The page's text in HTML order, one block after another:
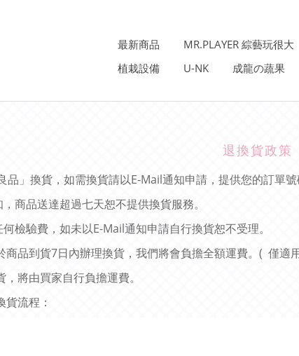
最新商品 MR.PLAYER 綜藝玩很大
植栽設備
U-NK 成龍の蔬果
退換貨政策
品」換貨，如需換貨請以E-Mail通知申請，提供您的訂單
商品送達超過七天恕不提供換貨服務。
檢驗費，如未以E-Mail通知申請自行換貨恕不受理。
商品到貨7日內辦理換貨，我們將會負擔全額運費。 ( 僅適
，將由買家自行負擔運費。
貨流程：